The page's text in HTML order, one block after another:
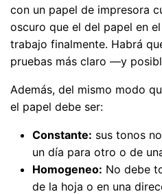
con un papel de impresora
oscuro que el del papel en
trabajo finalmente. Habrá
pruebas más claro —y
Además, del mismo modo
el papel debe ser:
Constante: sus tonos
un día para otro o de
Homogeneo: No debe
de la hoja o en una